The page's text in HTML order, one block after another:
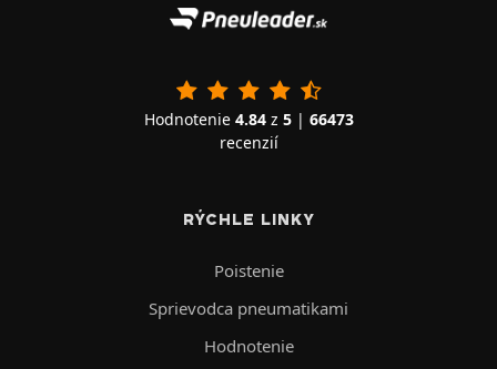
Hodnotenie 4.84z 5| 66473
recenzií
RÝCHLE LINKY
Poistenie
Sprievodca pneumatikami
Hodnotenie